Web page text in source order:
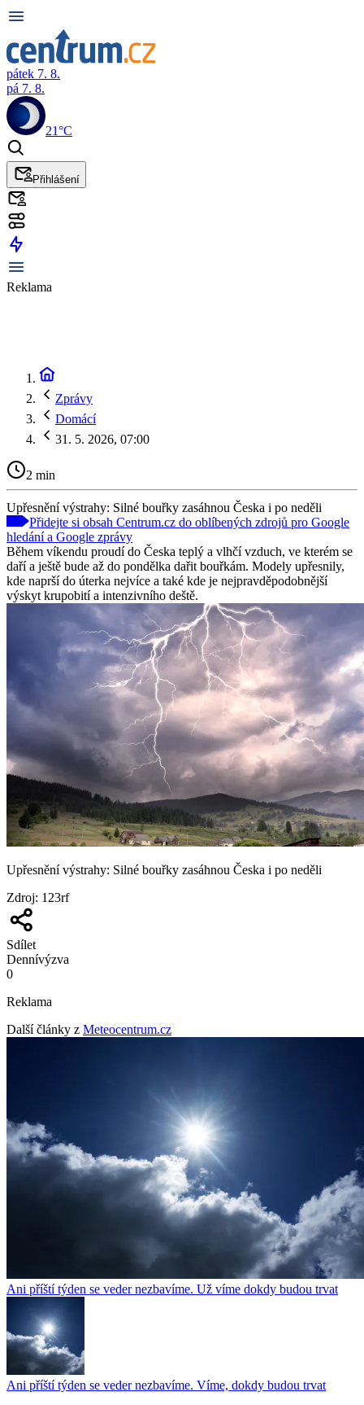
pátek 7. 8.
pá 7. 8.
21°C
Přihlášení
Reklama
Zprávy
Domácí
31. 5. 2026, 07:00
2 min
Upřesnění výstrahy: Silné bouřky zasáhnou Česka i po neděli
Přidejte si obsah Centrum.cz do oblíbených zdrojů pro Google
hledání a Google zprávy
Během víkendu proudí do Česka teplý a vlhčí vzduch, ve kterém se
daří a ještě bude až do pondělka dařit bouřkám. Modely upřesnily,
kde naprší do úterka nejvíce a také kde je nejpravděpodobnější
výskyt krupobití a intenzivního deště.
Upřesnění výstrahy: Silné bouřky zasáhnou Česka i po neděli
Zdroj: 123rf
Sdílet
Dennívýzva
0
Reklama
Další články z Meteocentrum.cz
Ani příští týden se veder nezbavíme. Už víme dokdy budou trvat
Ani příští týden se veder nezbavíme. Víme, dokdy budou trvat